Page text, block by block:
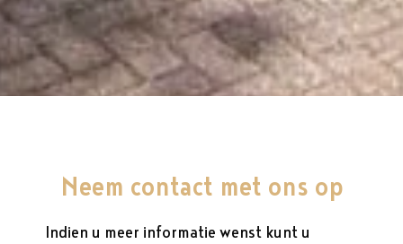
Neem contact met ons op
Indien u meer informatie wenst kunt u